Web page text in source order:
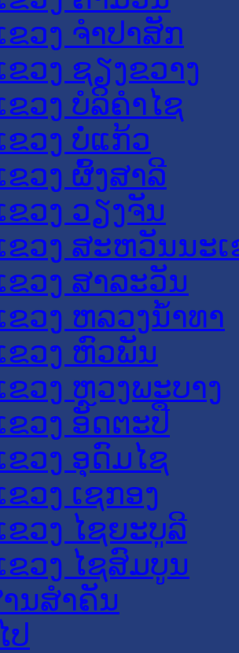
ຂວງ ຈໍາປາສັກ
ຂວງ ຊຽງຂວາງ
ຂວງ ບໍລິຄໍາໄຊ
ຂວງ ບໍ່ແກ້ວ
ຂວງ ຜົ້ງສາລີ
ຂວງ ວຽງຈັນ
ຂວງ ສະຫວັນນະ
ຂວງ ສາລະວັນ
ຂວງ ຫລວງນໍ້າທາ
ຂວງ ຫົວພັນ
ຂວງ ຫຼວງພະບາງ
ຂວງ ອັດຕະປື
ຂວງ ອຸດົມໄຊ
ຂວງ ເຊກອງ
ຂວງ ໄຊຍະບູລີ
ຂວງ ໄຊສົມບູນ
ນສໍາຄັນ
ປ